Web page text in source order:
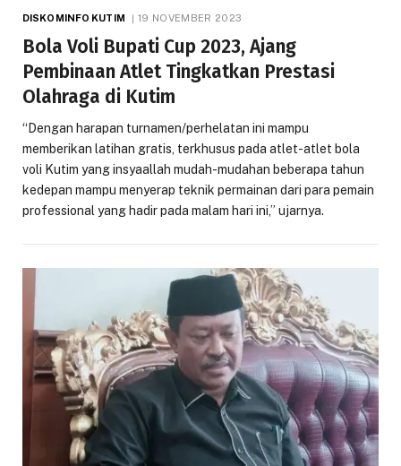
DISKOMINFO KUTIM 19 NOVEMBER 2023
Bola Voli Bupati Cup 2023, Ajang
Pembinaan Atlet Tingkatkan Prestasi
Olahraga di Kutim
“Dengan harapan turnamen/perhelatan ini mampu
memberikan latihan gratis, terkhusus pada atlet-atlet bola
voli Kutim yang insyaallah mudah-mudahan beberapa tahun
kedepan mampu menyerap teknik permainan dari para pemain
professional yang hadir pada malam hari ini,” ujarnya.